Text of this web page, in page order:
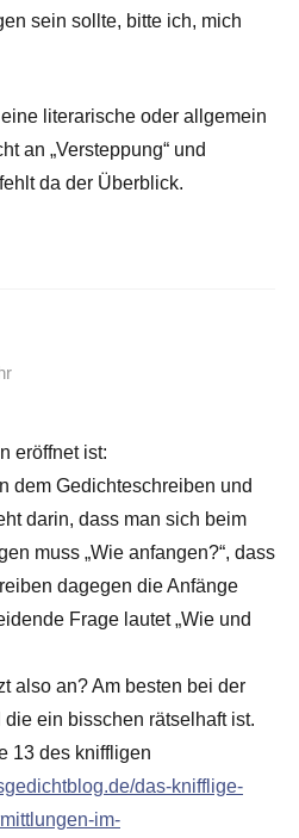
sein sollte, bitte ich, mich
literarische oder allgemein
an „Versteppung“ und
da der Überblick.
eröffnet ist:
dem Gedichteschreiben und
darin, dass man sich beim
muss „Wie anfangen?“, dass
dagegen die Anfänge
Frage lautet „Wie und
also an? Am besten bei der
ein bisschen rätselhaft ist.
13 des kniffligen
das-knifflige-
im-